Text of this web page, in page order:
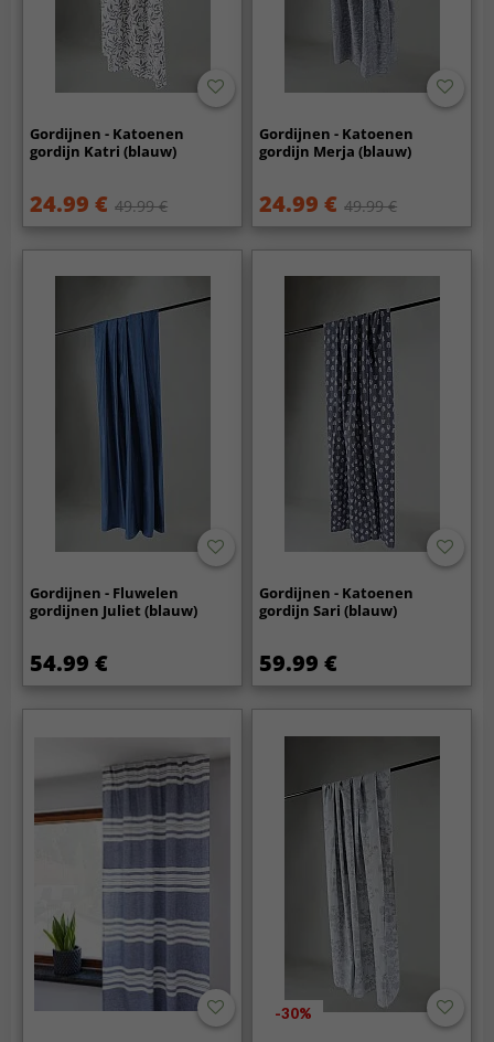
Gordijnen - Katoenen
gordijn Katri (blauw)
24.99 € 49.99 €
Gordijnen - Katoenen
gordijn Merja (blauw)
24.99 € 49.99 €
Gordijnen - Fluwelen
gordijnen Juliet (blauw)
54.99 €
Gordijnen - Katoenen
gordijn Sari (blauw)
59.99 €
-30%